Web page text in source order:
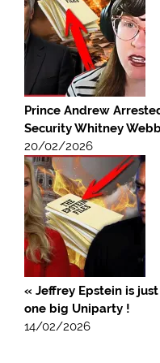
Prince Andrew
Security Whitney Webb
20/02/2026
« Jeffrey Epstein is
one big Uniparty !
14/02/2026